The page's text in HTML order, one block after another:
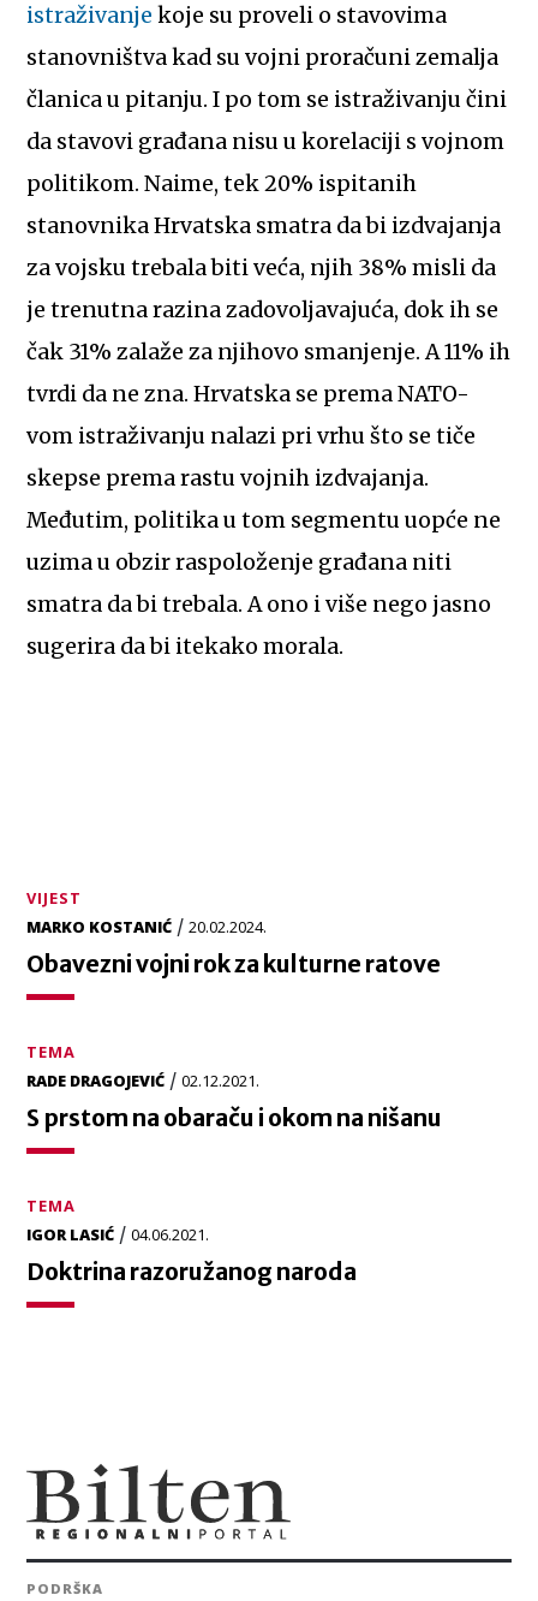
istraživanje koje su proveli o stavovima
stanovništva kad su vojni proračuni zemalja
članica u pitanju. I po tom se istraživanju čini
da stavovi građana nisu u korelaciji s vojnom
politikom. Naime, tek 20% ispitanih
stanovnika Hrvatska smatra da bi izdvajanja
za vojsku trebala biti veća, njih 38% misli da
je trenutna razina zadovoljavajuća, dok ih se
čak 31% zalaže za njihovo smanjenje. A 11% ih
tvrdi da ne zna. Hrvatska se prema NATO-
vom istraživanju nalazi pri vrhu što se tiče
skepse prema rastu vojnih izdvajanja.
Međutim, politika u tom segmentu uopće ne
uzima u obzir raspoloženje građana niti
smatra da bi trebala. A ono i više nego jasno
sugerira da bi itekako morala.
VIJEST
MARKO KOSTANIĆ /20.02.2024.
Obavezni vojni rok za kulturne ratove
TEMA
RADE DRAGOJEVIĆ /02.12.2021.
S prstom na obaraču i okom na nišanu
TEMA
IGOR LASIĆ /04.06.2021.
Doktrina razoružanog naroda
PODRŠKA